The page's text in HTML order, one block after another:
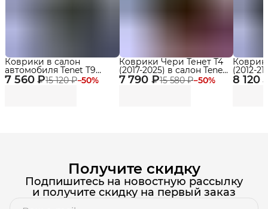
7 560 ₽15 120 ₽−50%
Коврики в салон
автомобиля Tenet T9
(2024-2025) Premium с
бортиками Эва, Eva
7 790 ₽15 580 ₽−50%
Коврики Чери Тенет Т4
(2017-2025) в салон Tenet
T4 (2025 - по н.в.) с
бортиками, эва, eva
8 120
(2012-
Получите скидку
Подпишитесь на новостную рассылку
и получите скидку на первый заказ